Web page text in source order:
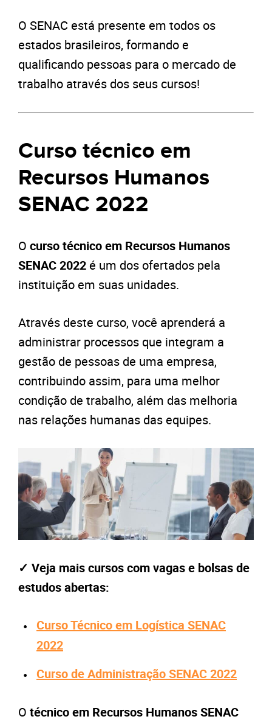
O SENAC está presente em todos os
estados brasileiros, formando e
qualificando pessoas para o mercado de
trabalho através dos seus cursos!
Curso técnico em
Recursos Humanos
SENAC 2022
O curso técnico em Recursos Humanos
SENAC 2022 é um dos ofertados pela
instituição em suas unidades.
Através deste curso, você aprenderá a
administrar processos que integram a
gestão de pessoas de uma empresa,
contribuindo assim, para uma melhor
condição de trabalho, além das melhoria
nas relações humanas das equipes.
✓ Veja mais cursos com vagas e bolsas de
estudos abertas:
Curso Técnico em Logística SENAC
2022
Curso de Administração SENAC 2022
O técnico em Recursos Humanos SENAC